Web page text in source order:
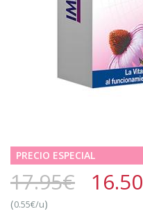
PRECIO ESPECIAL
17.95€ 16.50
(0.55€/u)